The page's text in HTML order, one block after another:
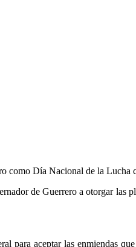
como Día Nacional de la
de Guerrero a otorgar las
para aceptar las enmiendas